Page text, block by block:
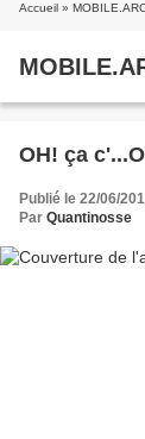
Accueil »
OH! ça
Publié le 22/06/
Par Quantinosse